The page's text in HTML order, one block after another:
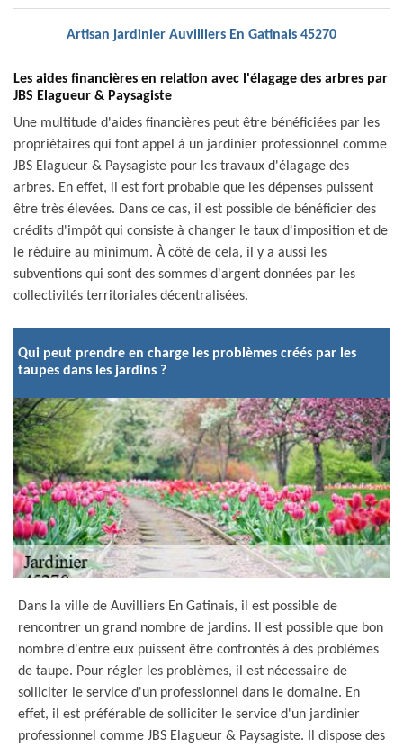
Artisan jardinier Auvilliers En Gatinais 45270
Les aides financières en relation avec l'élagage des arbres par
JBS Elagueur & Paysagiste
Une multitude d'aides financières peut être bénéficiées par les
propriétaires qui font appel à un jardinier professionnel comme
JBS Elagueur & Paysagiste pour les travaux d'élagage des
arbres. En effet, il est fort probable que les dépenses puissent
être très élevées. Dans ce cas, il est possible de bénéficier des
crédits d'impôt qui consiste à changer le taux d'imposition et de
le réduire au minimum. À côté de cela, il y a aussi les
subventions qui sont des sommes d'argent données par les
collectivités territoriales décentralisées.
Qui peut prendre en charge les problèmes créés par les
taupes dans les jardins ?
Dans la ville de Auvilliers En Gatinais, il est possible de
rencontrer un grand nombre de jardins. Il est possible que bon
nombre d'entre eux puissent être confrontés à des problèmes
de taupe. Pour régler les problèmes, il est nécessaire de
solliciter le service d'un professionnel dans le domaine. En
effet, il est préférable de solliciter le service d'un jardinier
professionnel comme JBS Elagueur & Paysagiste. Il dispose des